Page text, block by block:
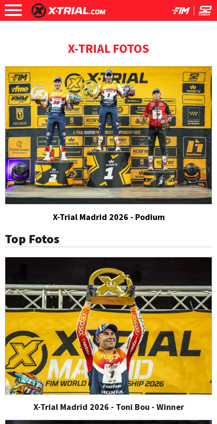
X-TRIAL FOTOS
X-Trial Madrid 2026 - Podium
Top Fotos
X-Trial Madrid 2026 - Toni Bou - Winner